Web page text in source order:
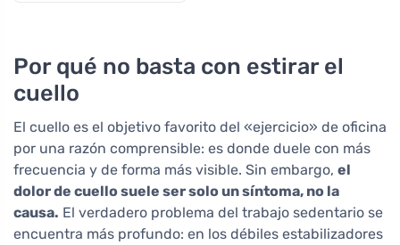
Por qué no basta con estirar el
cuello
El cuello es el objetivo favorito del «ejercicio» de oficina
por una razón comprensible: es donde duele con más
frecuencia y de forma más visible. Sin embargo, el
dolor de cuello suele ser solo un síntoma, no la
causa. El verdadero problema del trabajo sedentario se
encuentra más profundo: en los débiles estabilizadores